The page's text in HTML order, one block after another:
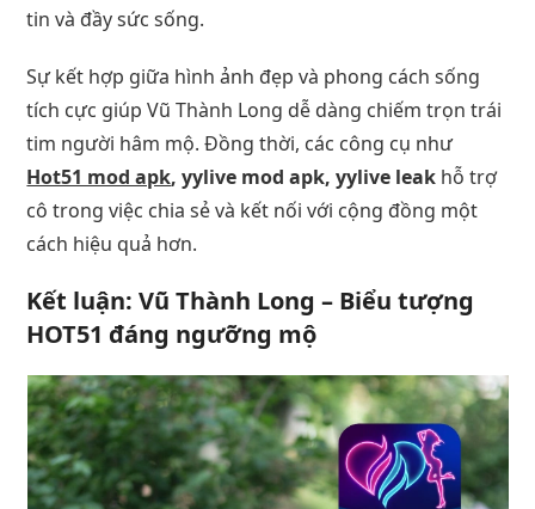
tin và đầy sức sống.
Sự kết hợp giữa hình ảnh đẹp và phong cách sống
tích cực giúp Vũ Thành Long dễ dàng chiếm trọn trái
tim người hâm mộ. Đồng thời, các công cụ như
Hot51 mod apk, yylive mod apk, yylive leak hỗ trợ
cô trong việc chia sẻ và kết nối với cộng đồng một
cách hiệu quả hơn.
Kết luận: Vũ Thành Long – Biểu tượng
HOT51 đáng ngưỡng mộ